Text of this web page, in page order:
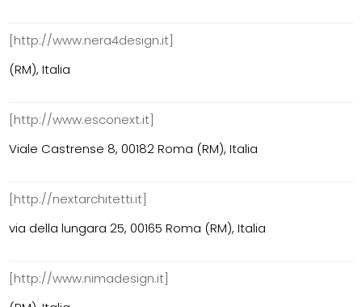
[http://www.nera4design.it]
(RM), Italia
[http://www.esconext.it]
Viale Castrense 8, 00182 Roma (RM), Italia
[http://nextarchitetti.it]
via della lungara 25, 00165 Roma (RM), Italia
[http://www.nimadesign.it]